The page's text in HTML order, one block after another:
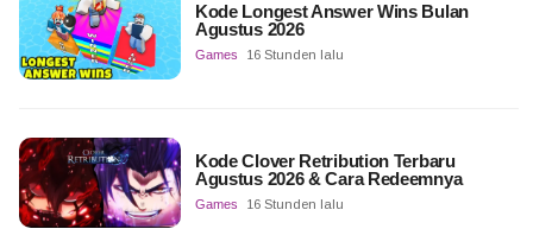
Kode Longest Answer Wins Bulan
Agustus 2026
Games 16 Stunden lalu
Kode Clover Retribution Terbaru
Agustus 2026 & Cara Redeemnya
Games 16 Stunden lalu